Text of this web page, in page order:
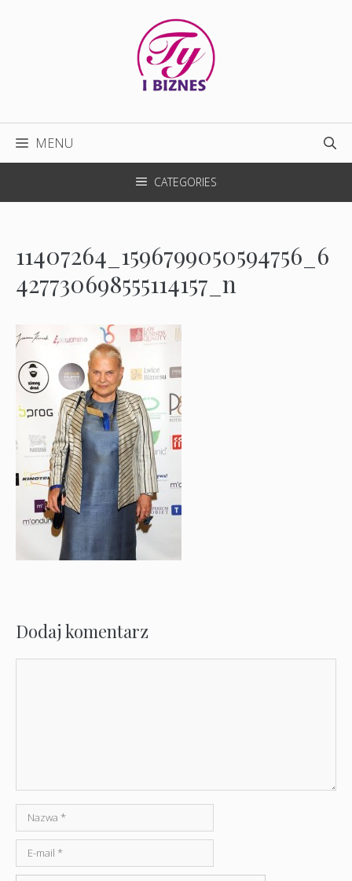
MENU
CATEGORIES
11407264_1596799050594756_6
427730698555114157_n
Dodaj komentarz
Nazwa
mail